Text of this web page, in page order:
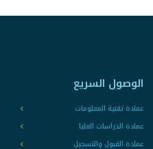
الوصول السريع
عمادة تقنية المعلومات
عمادة الدراسات العليا
عمادة القبول والتسجيل